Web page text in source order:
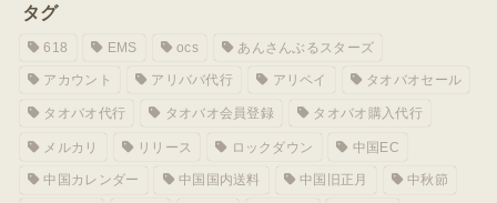
タグ
618 EMS ocs あんさんぶるスターズ
アカウント アリババ代行 アリペイ タオバオセール
タオバオ代行 タオバオ会員登録 タオバオ購入代行
メルカリ リリース ロックダウン 中国EC
中国カレンダー 中国国内送料 中国旧正月 中秋節